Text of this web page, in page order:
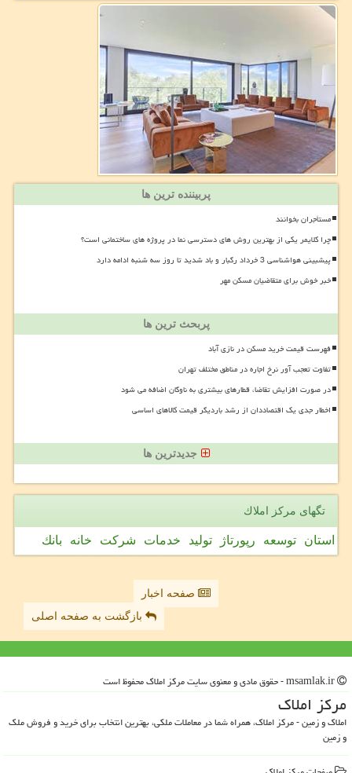
پربیننده ترین ها
مستأجران بخوانند
چرا کلایمر یکی از بهترین روش های دسترسی نما در پروژه های ساختمانی است؟
پیشبینی هواشناسی 3 خرداد رگبار و باد شدید تا روز سه شنبه ادامه دارد
خبر خوش برای متقاضیان مسکن مهر
پربحث ترین ها
فهرست قیمت خرید مسکن در نازی آباد
تفاوت تعجب آور نرخ اجاره در مناطق مختلف تهران
در صورت افزایش تقاضا، قطارهای بیشتری به ناوگان اضافه می شود
اخطار جدی یک اقتصاددان از رشد باردیگر قیمت کالاهای اساسی
جدیدترین ها
تگهای مركز املاك
استان توسعه رپورتاژ تولید خدمات شركت خانه بانك
صفحه اخبار
بازگشت به صفحه اصلی
مركز املاك
املاک و زمین - مرکز املاک، همراه شما در معاملات ملکی، بهترین انتخاب برای خرید و فروش ملک
و زمین